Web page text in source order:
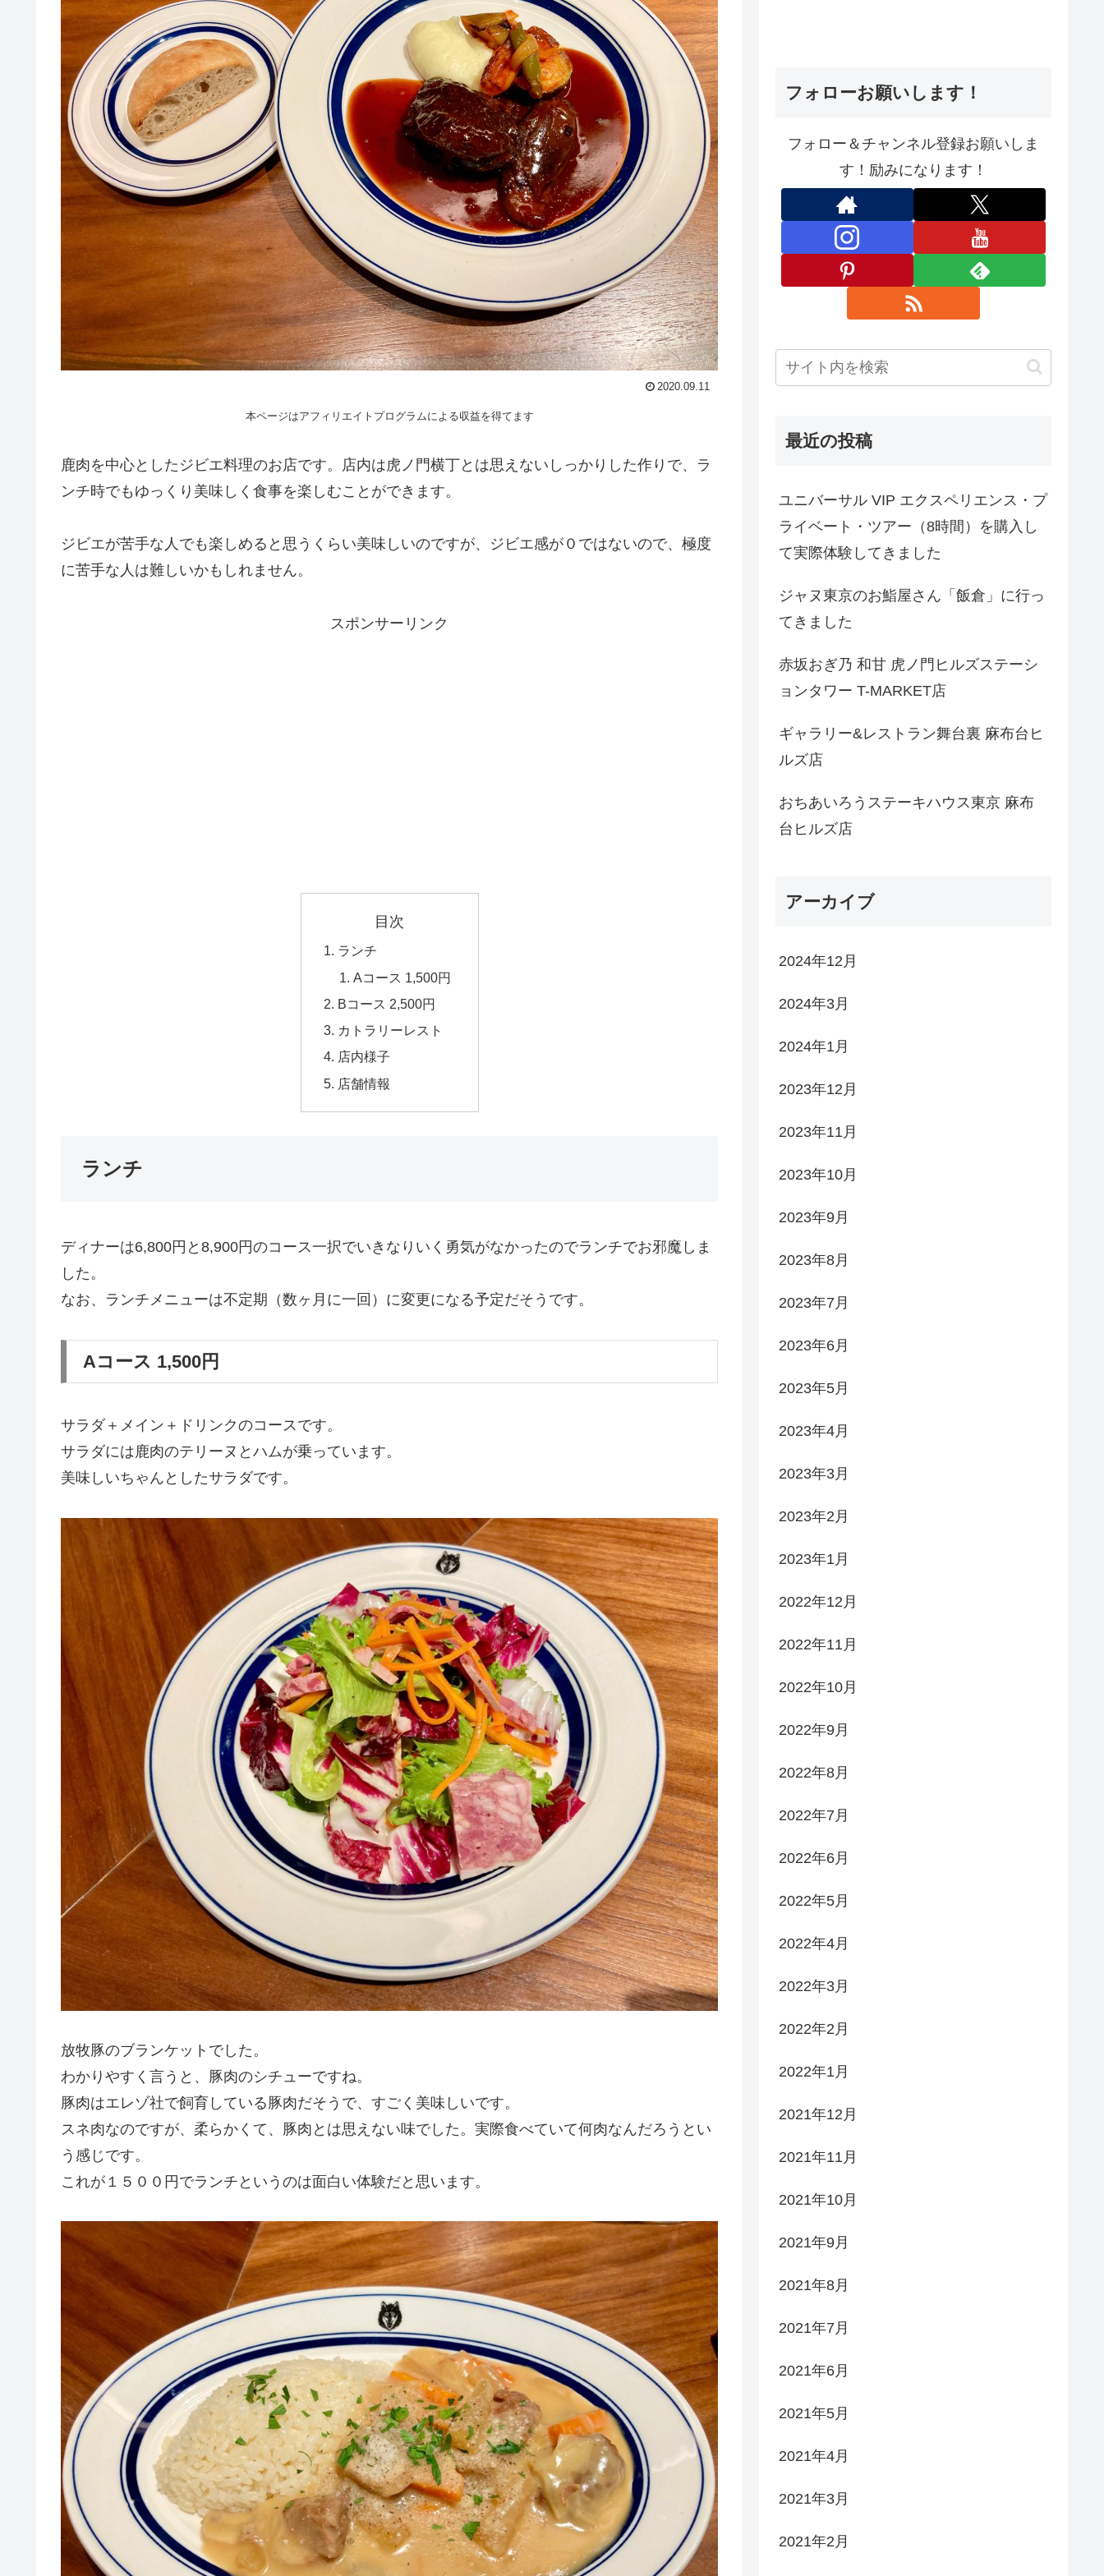
2020.09.11
本ページはアフィリエイトプログラムによる収益を得てます
鹿肉を中心としたジビエ料理のお店です。店内は虎ノ門横丁とは思えないしっかりした作りで、ラ
ンチ時でもゆっくり美味しく食事を楽しむことができます。
ジビエが苦手な人でも楽しめると思うくらい美味しいのですが、ジビエ感が０ではないので、極度
に苦手な人は難しいかもしれません。
スポンサーリンク
目次
ランチ
Aコース 1,500円
Bコース 2,500円
カトラリーレスト
店内様子
店舗情報
ランチ
ディナーは6,800円と8,900円のコース一択でいきなりいく勇気がなかったのでランチでお邪魔しま
した。
なお、ランチメニューは不定期（数ヶ月に一回）に変更になる予定だそうです。
Aコース 1,500円
サラダ＋メイン＋ドリンクのコースです。
サラダには鹿肉のテリーヌとハムが乗っています。
美味しいちゃんとしたサラダです。
放牧豚のブランケットでした。
わかりやすく言うと、豚肉のシチューですね。
豚肉はエレゾ社で飼育している豚肉だそうで、すごく美味しいです。
スネ肉なのですが、柔らかくて、豚肉とは思えない味でした。実際食べていて何肉なんだろうとい
う感じです。
これが１５００円でランチというのは面白い体験だと思います。
フォローお願いします！
フォロー＆チャンネル登録お願いしま
す！励みになります！
最近の投稿
ユニバーサル VIP エクスペリエンス・プ
ライベート・ツアー（8時間）を購入し
て実際体験してきました
ジャヌ東京のお鮨屋さん「飯倉」に行っ
てきました
赤坂おぎ乃 和甘 虎ノ門ヒルズステーシ
ョンタワー T-MARKET店
ギャラリー&レストラン舞台裏 麻布台ヒ
ルズ店
おちあいろうステーキハウス東京 麻布
台ヒルズ店
アーカイブ
2024年12月
2024年3月
2024年1月
2023年12月
2023年11月
2023年10月
2023年9月
2023年8月
2023年7月
2023年6月
2023年5月
2023年4月
2023年3月
2023年2月
2023年1月
2022年12月
2022年11月
2022年10月
2022年9月
2022年8月
2022年7月
2022年6月
2022年5月
2022年4月
2022年3月
2022年2月
2022年1月
2021年12月
2021年11月
2021年10月
2021年9月
2021年8月
2021年7月
2021年6月
2021年5月
2021年4月
2021年3月
2021年2月